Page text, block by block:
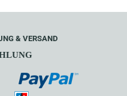
& VERSAND